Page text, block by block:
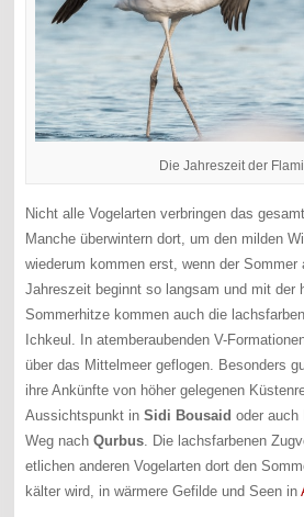
Die Jahreszeit der
Nicht alle Vogelarten verbringen das
Manche überwintern dort, um den milden
wiederum kommen erst, wenn der Sommer
Jahreszeit beginnt so langsam und mit der
Sommerhitze kommen auch die
Ichkeul. In atemberaubenden V-
über das Mittelmeer geflogen. Besonders
ihre Ankünfte von höher gelegenen
Aussichtspunkt inSidi Bousaid oder auch
Weg nachQurbus. Die lachsfarbenen
etlichen anderen Vogelarten dort den
kälter wird, in wärmere Gefilde und Seen in